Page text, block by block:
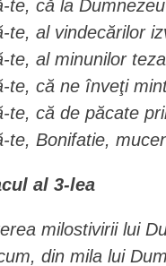
te, că la
te, al vindecărilor
te, al minunilor
te, că ne înveţi
te, că de păcate
te, Bonifatie,
al 3-lea
milostivirii lui
din mila lui